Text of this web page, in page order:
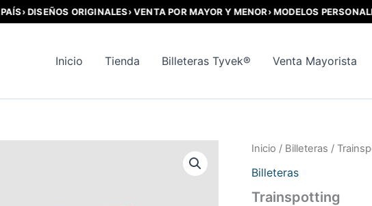
› DISEÑOS ORIGINALES› VENTA POR MAYOR Y MENOR› MODELOS
Inicio Tienda Billeteras Tyvek® Venta Mayorista
Inicio / Billeteras /
Billeteras
Trainspotting